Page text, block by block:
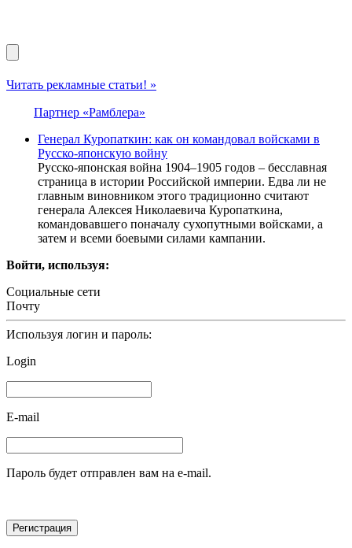
Читать рекламные статьи! »
Партнер «Рамблера»
Генерал Куропаткин: как он командовал войсками в
Русско-японскую войну
Русско-японская война 1904–1905 годов – бесславная
страница в истории Российской империи. Едва ли не
главным виновником этого традиционно считают
генерала Алексея Николаевича Куропаткина,
командовавшего поначалу сухопутными войсками, а
затем и всеми боевыми силами кампании.
Войти, используя:
Социальные сети
Почту
Используя логин и пароль:
Login
E-mail
Пароль будет отправлен вам на e-mail.